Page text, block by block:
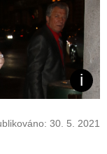
30. 5. 2021